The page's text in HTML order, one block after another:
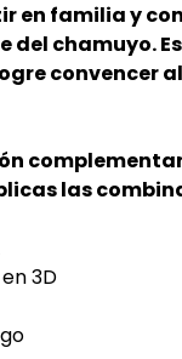
en familia y
chamuyo.
convencer
las
3D